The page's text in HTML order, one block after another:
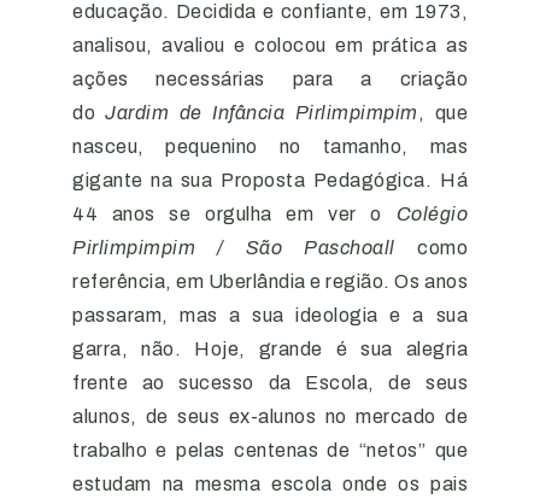
educação. Decidida e confiante, em 1973,
analisou, avaliou e colocou em prática as
ações necessárias para a criação
doJardim de Infância Pirlimpimpim , que
nasceu, pequenino no tamanho, mas
gigante na sua Proposta Pedagógica. Há
44 anos se orgulha em ver o Colégio
Pirlimpimpim / São Paschoall como
referência, em Uberlândia e região. Os anos
passaram, mas a sua ideologia e a sua
garra, não. Hoje, grande é sua alegria
frente ao sucesso da Escola, de seus
alunos, de seus ex-alunos no mercado de
trabalho e pelas centenas de “netos” que
estudam na mesma escola onde os pais